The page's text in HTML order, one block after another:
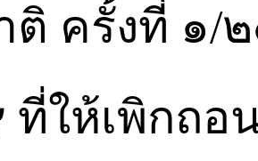
ติ ครั้งที่ ๑/
ให้เพิกถอ